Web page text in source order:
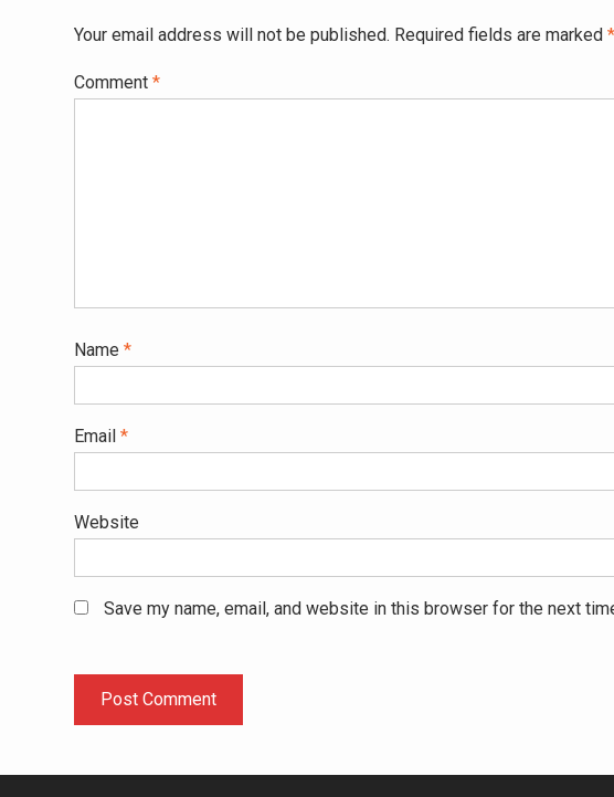
Your email address will not be published. Required fields are marked *
Comment *
Name *
Email *
Website
Save my name, email, and website in this browser for the next